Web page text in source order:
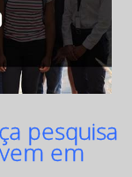
pesquisa
em